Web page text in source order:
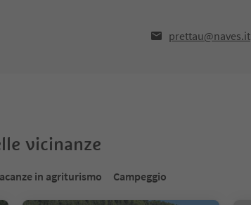
prettau@naves.it
vicinanze
in agriturismo Campeggio